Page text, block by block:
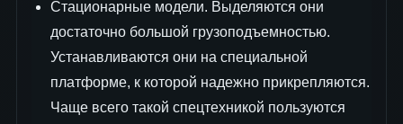
Стационарные модели. Выделяются они
достаточно большой грузоподъемностью.
Устанавливаются они на специальной
платформе, к которой надежно прикрепляются.
Чаще всего такой спецтехникой пользуются